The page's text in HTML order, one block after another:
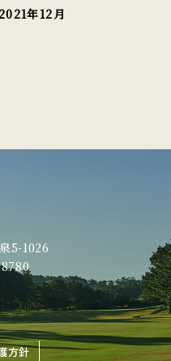
2021年12月
5-1026
方針